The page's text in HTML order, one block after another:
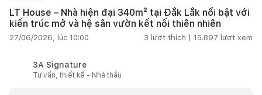
LT House – Nhà hiện đại 340m² tại Đắk Lắk nổi bật với
kiến trúc mở và hệ sân vườn kết nối thiên nhiên
27/06/2026, lúc 10:00 3 lượt thích | 15.897 lượt xem
3A Signature
Tư vấn, thiết kế - Nhà thầu